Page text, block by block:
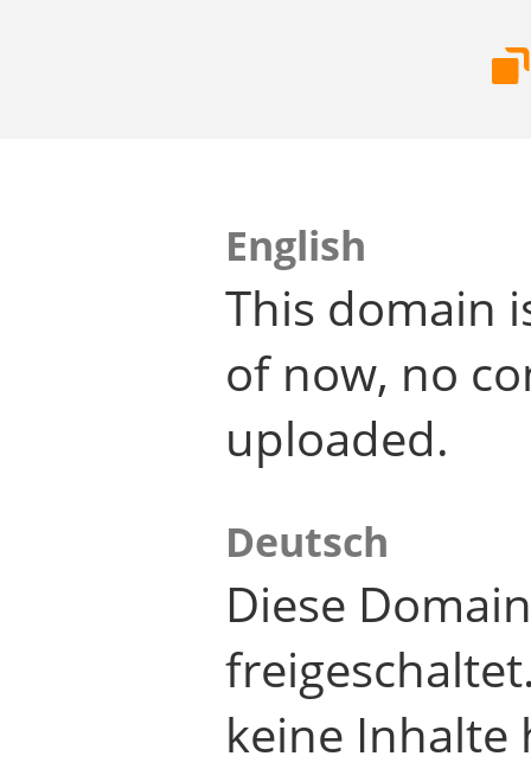
English
This domain
of now, no
uploaded.
Deutsch
Diese
keine Inhalte